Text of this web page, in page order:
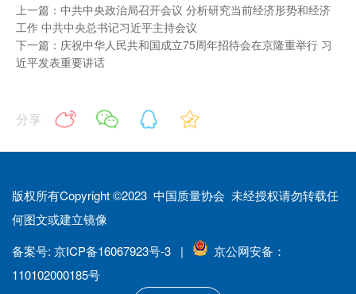
上一篇：中共中央政治局召开会议 分析研究当前经济形势和经济
工作 中共中央总书记习近平主持会议
下一篇：庆祝中华人民共和国成立75周年招待会在京隆重举行 习
近平发表重要讲话
分享
版权所有Copyright ©2023 中国质量协会 未经授权请勿转载任
何图文或建立镜像
备案号: 京ICP备16067923号-3 |
京公网安备：
110102000185号